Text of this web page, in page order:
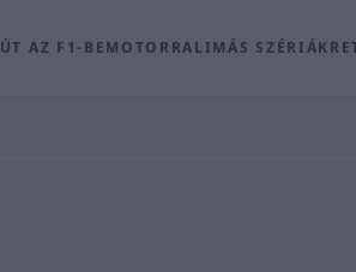
ÚT AZ F1-BEMOTORRALIMÁS SZÉRIÁK